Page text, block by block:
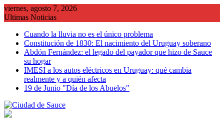
Saltar
al
viernes, agosto 7, 2026
Ultimas Noticias
Cuando la lluvia no es el único problema
Constitución de 1830: El nacimiento del Uruguay soberano
Abdón Fernández: el legado del payador que hizo de Sauce
su hogar
IMESI a los autos eléctricos en Uruguay: qué cambia
realmente y a quién afecta
19 de Junio "Día de los Abuelos"